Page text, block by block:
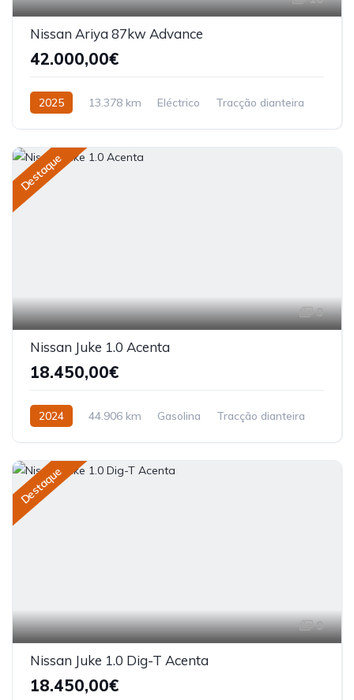
Nissan Ariya 87kw Advance
42.000,00€
2025 13.378 km Eléctrico Tracção dianteira
Destaque
9
Nissan Juke 1.0 Acenta
18.450,00€
2024 44.906 km Gasolina Tracção dianteira
Destaque
9
Nissan Juke 1.0 Dig-T Acenta
18.450,00€